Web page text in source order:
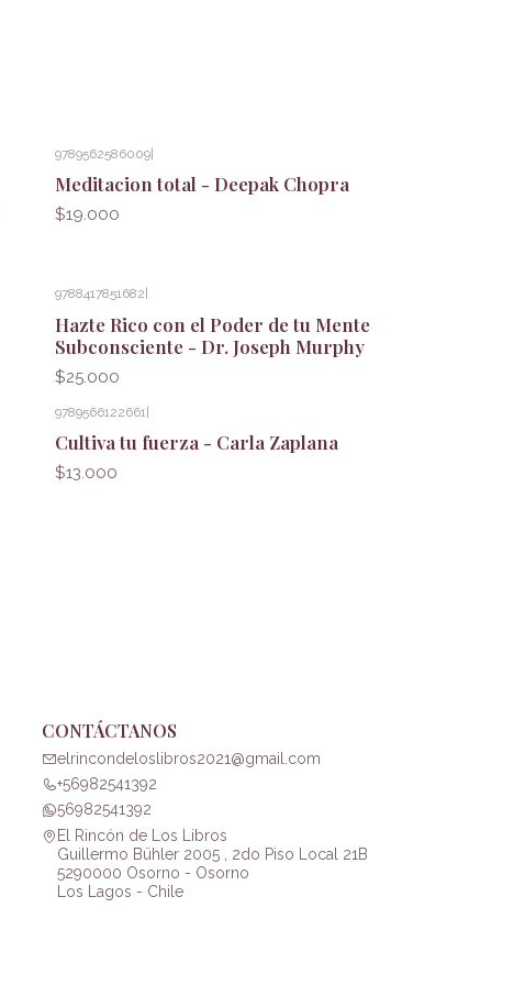
9789562586009|
Meditacion total - Deepak Chopra
$19.000
9788417851682
Hazte Rico con el Poder de tu Mente
Subconsciente - Dr. Joseph Murphy
$25.000
9789566122661 |
Cultiva tu fuerza - Carla Zaplana
$13.000
CONTÁCTANOS
elrincondeloslibros2021@gmail.com
+56982541392
56982541392
El Rincón de Los Libros
Guillermo Bühler 2005 , 2do Piso Local 21B
5290000 Osorno - Osorno
Los Lagos - Chile